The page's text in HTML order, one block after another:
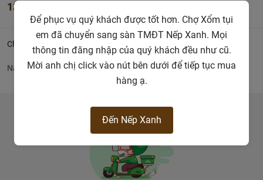
139.500đ
Chi tiết
Nạc dăm mềm
Để phục vụ quý khách được tốt hơn. Chợ Xổm tụi
em đã chuyển sang sàn TMĐT Nếp Xanh. Mọi
thông tin đăng nhập của quý khách đều như cũ.
Mời anh chị click vào nút bên dưới để tiếp tục mua
hàng ạ.
Đến Nếp Xanh